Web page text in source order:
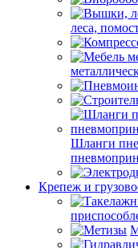
леса,
Шланги
Крепеж и